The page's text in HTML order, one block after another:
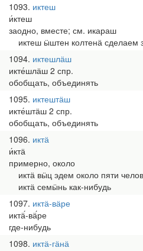
1093 иктеш
и́ктеш
заодно, вместе; см. икараш
иктеш ӹштен колтенӓ сделаем
1094 иктешлӓш
икте́шлӓш 2 спр.
обобщать, объединять
1095 иктештӓш
икте́штӓш 2 спр.
обобщать, объединять
1096 иктӓ
и́ктӓ
примерно, около
иктӓ вӹц эдем около пяти
иктӓ семӹнь как-нибудь
1097 иктӓ-вӓре
иктӓ́-вӓ́ре
где-нибудь
1098 иктӓ-гӓнӓ